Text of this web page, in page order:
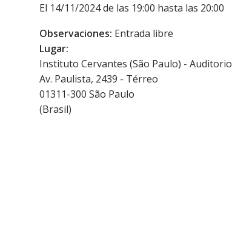
El 14/11/2024 de las 19:00 hasta las 20:00
Observaciones: Entrada libre
Lugar:
Instituto Cervantes (São Paulo) - Auditorio
Av. Paulista, 2439 - Térreo
01311-300 São Paulo
(Brasil)